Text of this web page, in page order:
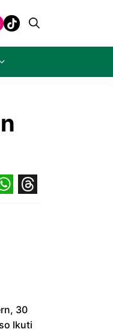
TikTok
30
Ikuti